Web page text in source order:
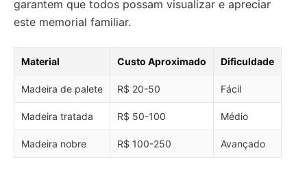
garantem que todos possam visualizar e apreciar
este memorial familiar.
Material Custo Aproximado Dificuldade
Madeira de palete R$ 20-50 Fácil
Madeira tratada R$ 50-100 Médio
Madeira nobre R$ 100-250 Avançado